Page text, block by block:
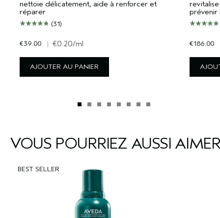
nettoie délicatement, aide à renforcer et
réparer
(31)
€39.00 | €0.20/ml
AJOUTER AU PANIER
prévenir
€186.00
VOUS POURRIEZ AUSSI AIMER
BEST SELLER